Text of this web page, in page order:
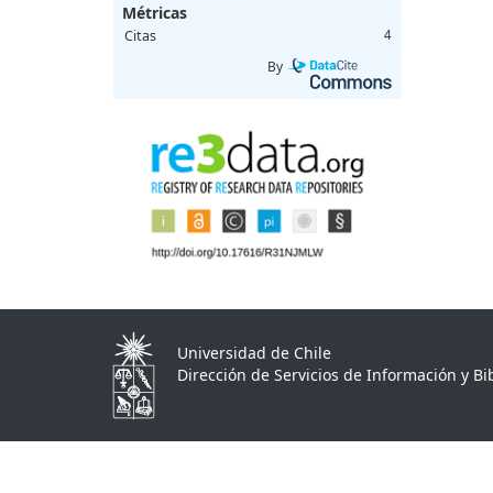
Métricas
Citas 4
By
Universidad de Chile
Dirección de Servicios de Información y